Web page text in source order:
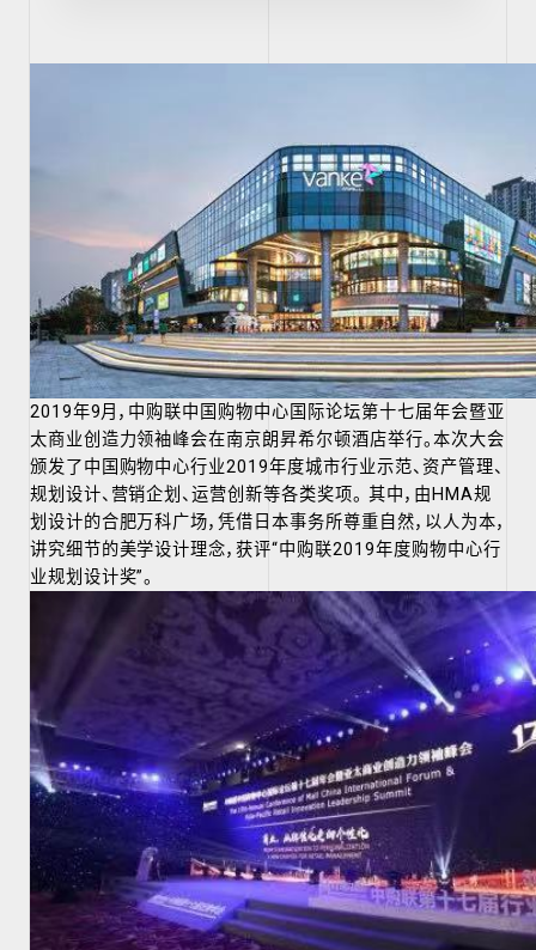
2019年9月，中购联中国购物中心国际论坛第十七届年会暨亚
太商业创造力领袖峰会在南京朗昇希尔顿酒店举行。本次大会
颁发了中国购物中心行业2019年度城市行业示范、资产管理、
规划设计、营销企划、运营创新等各类奖项。 其中，由HMA规
划设计的合肥万科广场，凭借日本事务所尊重自然，以人为本，
讲究细节的美学设计理念，获评“中购联2019年度购物中心行
业规划设计奖”。